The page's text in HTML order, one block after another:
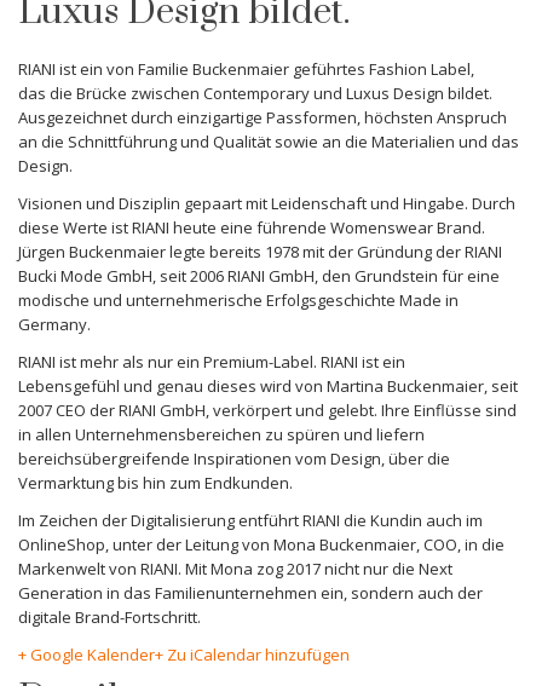
Luxus Design bildet.
RIANI ist ein von Familie Buckenmaier geführtes Fashion Label,
das die Brücke zwischen Contemporary und Luxus Design bildet.
Ausgezeichnet durch einzigartige Passformen, höchsten Anspruch
an die Schnittführung und Qualität sowie an die Materialien und das
Design.
Visionen und Disziplin gepaart mit Leidenschaft und Hingabe. Durch
diese Werte ist RIANI heute eine führende Womenswear Brand.
Jürgen Buckenmaier legte bereits 1978 mit der Gründung der RIANI
Bucki Mode GmbH, seit 2006 RIANI GmbH, den Grundstein für eine
modische und unternehmerische Erfolgsgeschichte Made in
Germany.
RIANI ist mehr als nur ein Premium-Label. RIANI ist ein
Lebensgefühl und genau dieses wird von Martina Buckenmaier, seit
2007 CEO der RIANI GmbH, verkörpert und gelebt. Ihre Einflüsse sind
in allen Unternehmensbereichen zu spüren und liefern
bereichsübergreifende Inspirationen vom Design, über die
Vermarktung bis hin zum Endkunden.
Im Zeichen der Digitalisierung entführt RIANI die Kundin auch im
OnlineShop, unter der Leitung von Mona Buckenmaier, COO, in die
Markenwelt von RIANI. Mit Mona zog 2017 nicht nur die Next
Generation in das Familienunternehmen ein, sondern auch der
digitale Brand-Fortschritt.
+ Google Kalender+ Zu iCalendar hinzufügen